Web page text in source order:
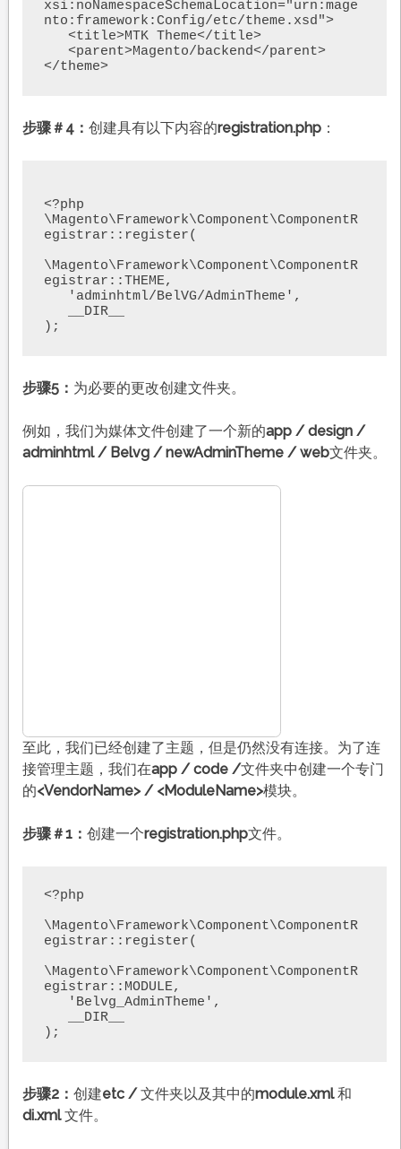
xsi:noNamespaceSchemaLocation="urn:mage
nto:framework:Config/etc/theme.xsd">
</theme>
步骤＃4： 创建具有以下内容的registration.php：
<?php
\Magento\Framework\Component\ComponentR
egistrar::register(
\Magento\Framework\Component\ComponentR
egistrar::THEME,
);
步骤5： 为必要的更改创建文件夹。
例如，我们为媒体文件创建了一个新的app / design /
adminhtml / Belvg / newAdminTheme / web文件夹。
至此，我们已经创建了主题，但是仍然没有连接。为了连
接管理主题，我们在app / code /文件夹中创建一个专门
的<VendorName> / <ModuleName>模块。
步骤＃1： 创建一个registration.php文件。
<?php
\Magento\Framework\Component\ComponentR
egistrar::register(
\Magento\Framework\Component\ComponentR
egistrar::MODULE,
);
步骤2： 创建etc / 文件夹以及其中的module.xml和
di.xml文件。